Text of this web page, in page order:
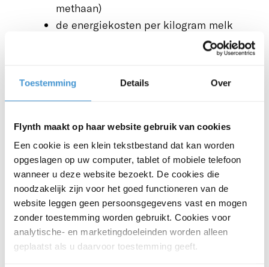
Toestemming Details Over
Flynth maakt op haar website gebruik van cookies
Een cookie is een klein tekstbestand dat kan worden
opgeslagen op uw computer, tablet of mobiele telefoon
wanneer u deze website bezoekt. De cookies die
noodzakelijk zijn voor het goed functioneren van de
website leggen geen persoonsgegevens vast en mogen
zonder toestemming worden gebruikt. Cookies voor
analytische- en marketingdoeleinden worden alleen
geplaatst als u daarvoor toestemming geeft.
methaan)
de energiekosten per kilogram melk
Wij ondersteunen u op verschillende
gaan. We hebben bijvoorbeeld al veel
innovatieve projecten op weg geholpen.
Denk aan stalconcepten en stalinrichting,
mestverwerking en duurzame energie.
Ook geven wij begeleiding aan
samenwerkingsprojecten en
kennisontwikkeling.